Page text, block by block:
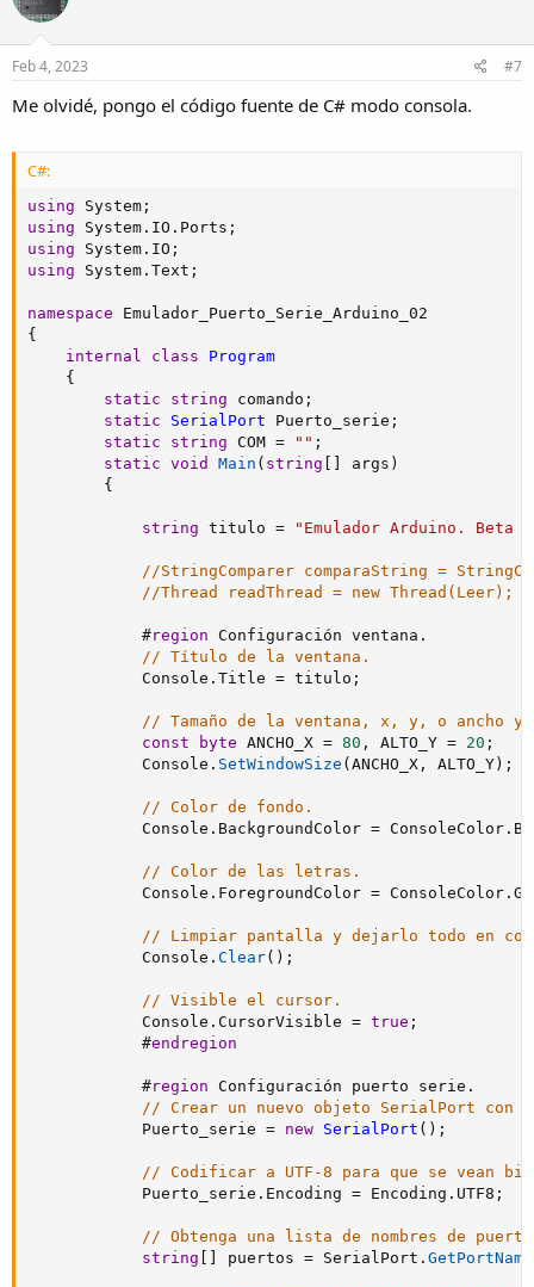
o
n
s
Feb 4, 2023 #7
Me olvidé, pongo el código fuente de C# modo consola.
C#:
using System ;
using System . IO . Ports ;
using System . IO ;
using System . Text ;
namespace
{
internal
class
Program
{
static
string comando ;
static
SerialPort Puerto_serie ;
static
string COM = "" ;
static void Main ( string args )
{
string titulo = "Emulador Arduino. Beta
//StringComparer comparaString =
//Thread readThread = new Thread(Leer);
#region Configuración ventana.
// Título de la ventana.
            Console
. Title = titulo ;
// Tamaño de la ventana, x, y, o ancho
const
byte ANCHO_X = 80 , ALTO_Y = 20 ;
            Console
. SetWindowSize ( ANCHO_X , ALTO_Y ) ;
// Color de fondo.
            Console
. BackgroundColor = ConsoleColor .
// Color de las letras.
            Console
. ForegroundColor = ConsoleColor .
// Limpiar pantalla y dejarlo todo en
            Console
. Clear( ) ;
// Visible el cursor.
            Console
. CursorVisible = true ;
#endregion
#region Configuración puerto serie.
// Crear un nuevo objeto SerialPort con
            Puerto_serie
= new SerialPort ( ) ;
// Codificar a UTF-8 para que se vean
            Puerto_serie
. Encoding = Encoding . UTF8 ;
// Obtenga una lista de nombres de
string
puertos = SerialPort .